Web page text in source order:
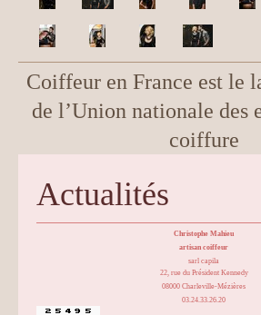
Coiffeur en France est le
de l’Union nationale des
coiffure
Actualités
Christophe Mahieu
artisan coiffeur
sarl capila
22, rue du Président Kennedy
08000 Charleville-Mézières
03.24.33.26.20